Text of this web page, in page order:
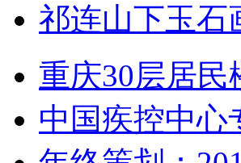
祁连山下玉石
重庆30层居
中国疾控中心